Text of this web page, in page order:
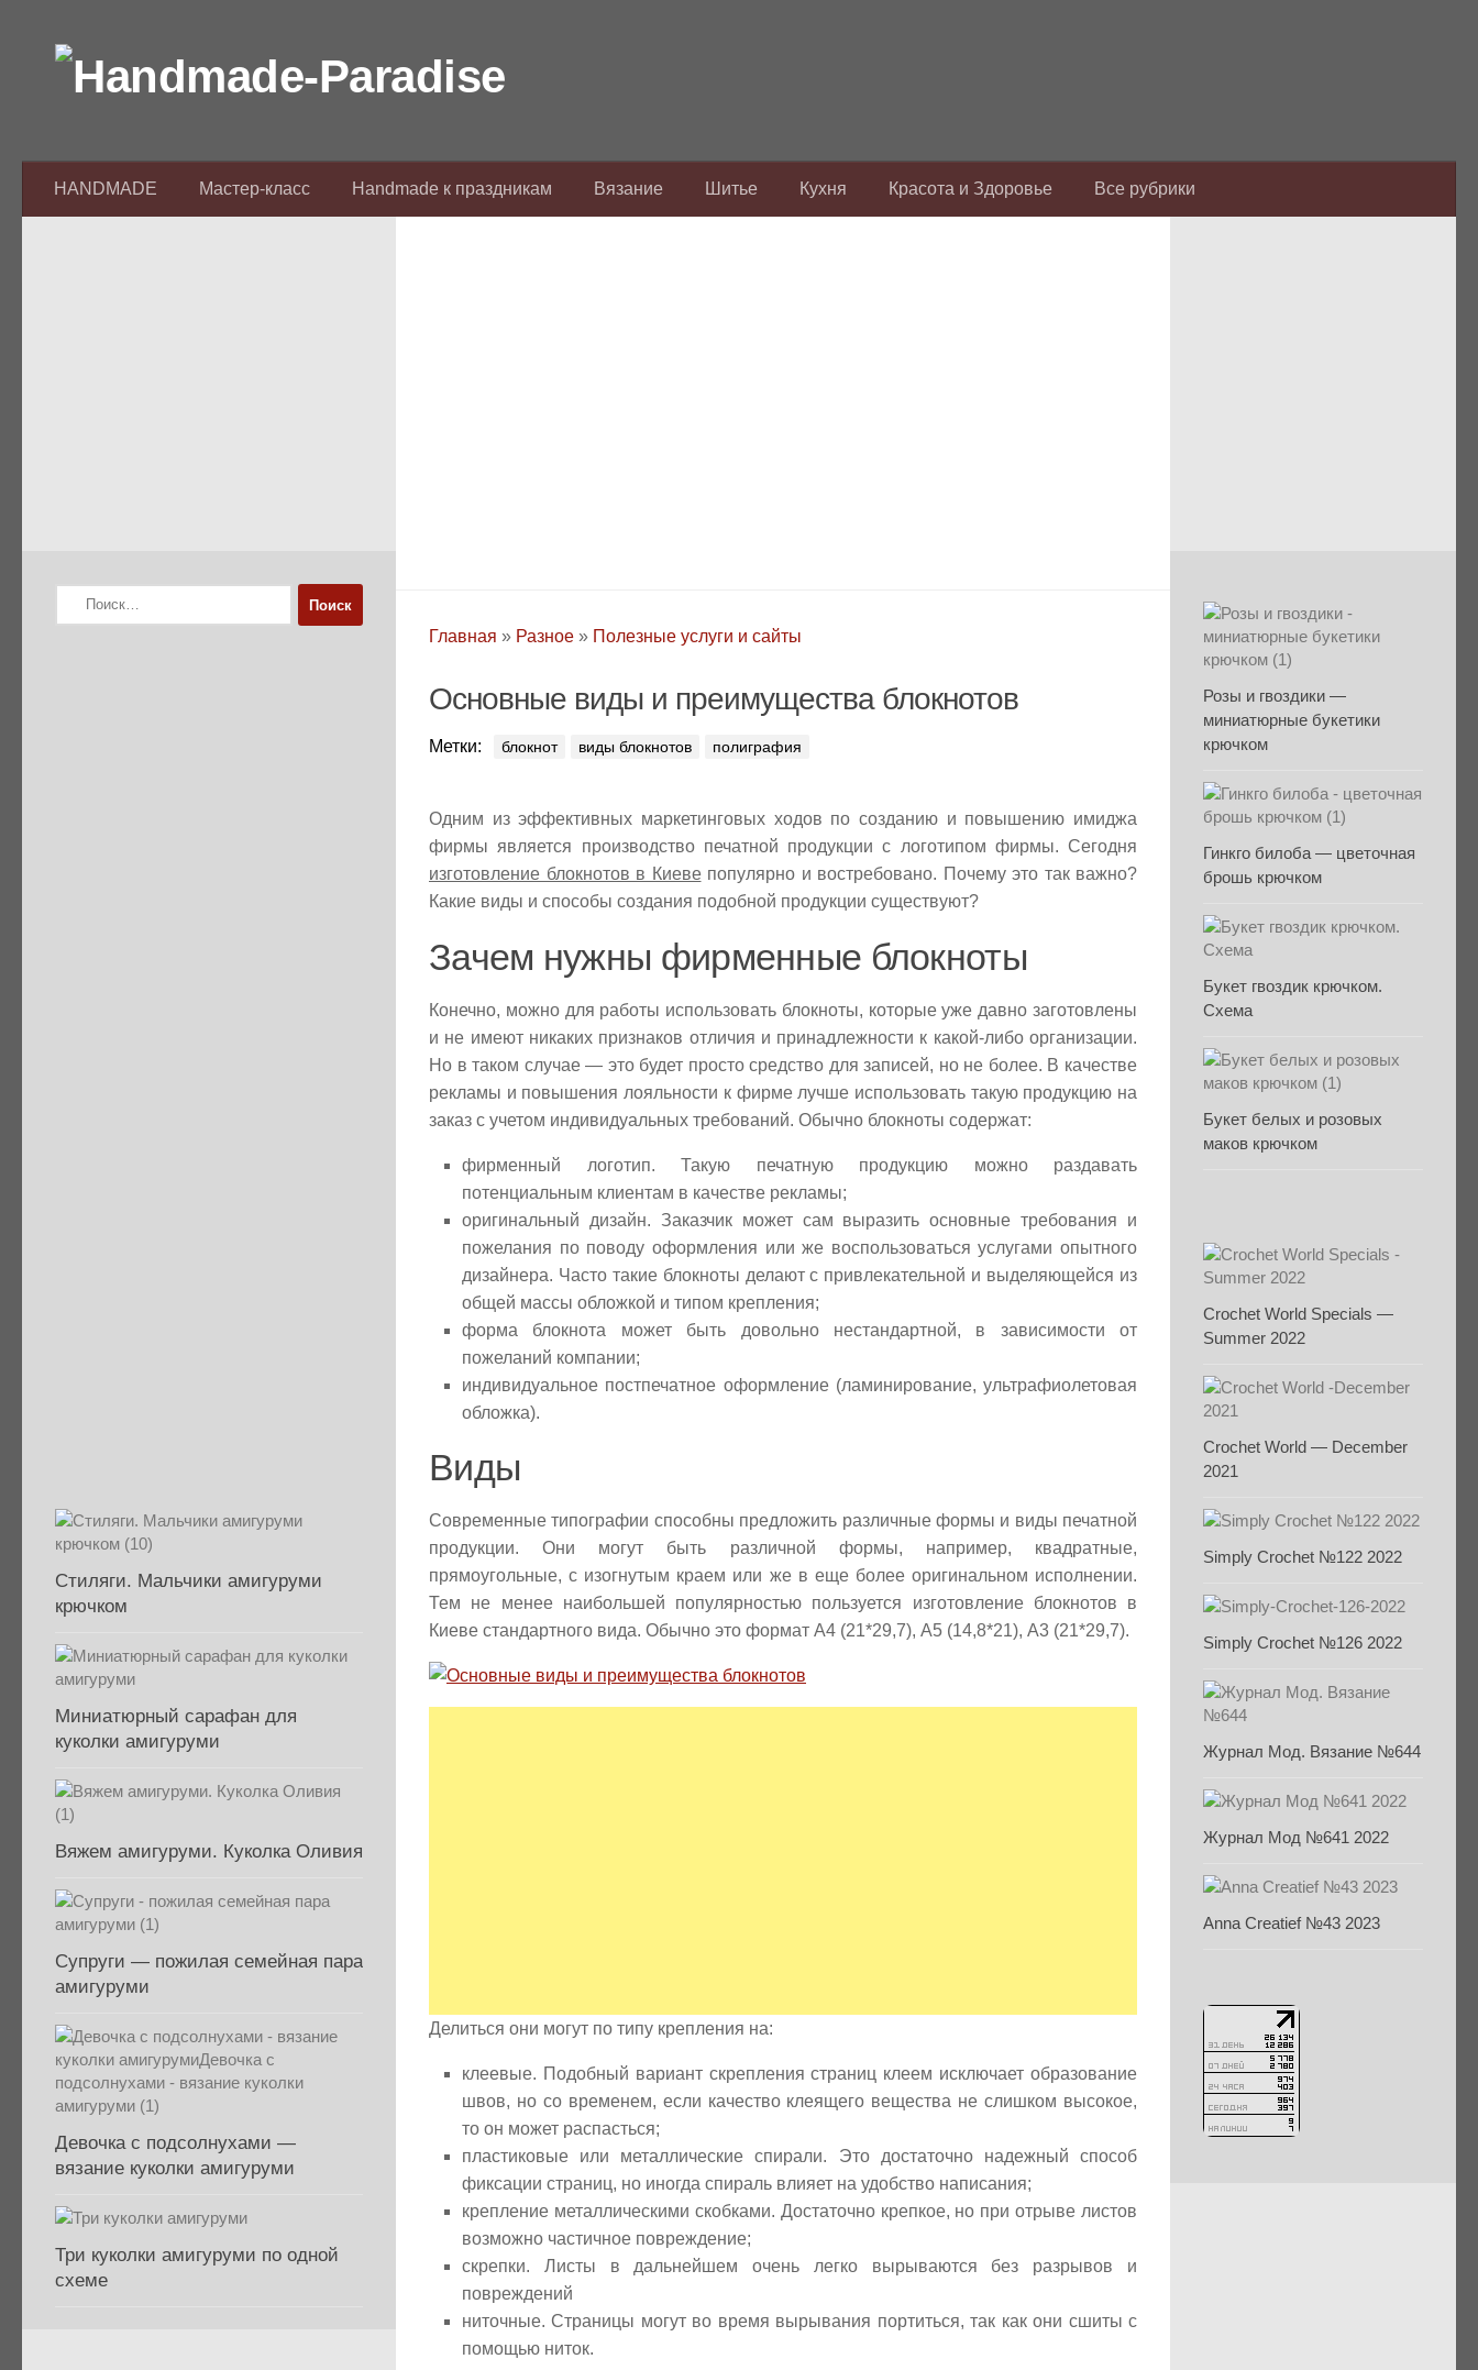
HANDMADE Мастер-класс Handmade к праздникам Вязание Шитье Кухня Красота и Здоровье Все рубрики
Главная » Разное » Полезные услуги и сайты
Основные виды и преимущества блокнотов
Метки: блокнот виды блокнотов полиграфия
Одним из эффективных маркетинговых ходов по созданию и повышению имиджа
фирмы является производство печатной продукции с логотипом фирмы. Сегодня
изготовление блокнотов в Киевепопулярно и востребовано. Почему это так важно?
Какие виды и способы создания подобной продукции существуют?
Зачем нужны фирменные блокноты
Конечно, можно для работы использовать блокноты, которые уже давно заготовлены
и не имеют никаких признаков отличия и принадлежности к какой-либо организации.
Но в таком случае — это будет просто средство для записей, но не более. В качестве
рекламы и повышения лояльности к фирме лучше использовать такую продукцию на
заказ с учетом индивидуальных требований. Обычно блокноты содержат:
фирменный логотип. Такую печатную продукцию можно раздавать
потенциальным клиентам в качестве рекламы;
оригинальный дизайн. Заказчик может сам выразить основные требования и
пожелания по поводу оформления или же воспользоваться услугами опытного
дизайнера. Часто такие блокноты делают с привлекательной и выделяющейся из
общей массы обложкой и типом крепления;
форма блокнота может быть довольно нестандартной, в зависимости от
пожеланий компании;
индивидуальное постпечатное оформление (ламинирование, ультрафиолетовая
обложка).
Виды
Современные типографии способны предложить различные формы и виды печатной
продукции. Они могут быть различной формы, например, квадратные,
прямоугольные, с изогнутым краем или же в еще более оригинальном исполнении.
Тем не менее наибольшей популярностью пользуется изготовление блокнотов в
Киеве стандартного вида. Обычно это формат А4 (21*29,7), А5 (14,8*21), А3 (21*29,7).
Делиться они могут по типу крепления на:
клеевые. Подобный вариант скрепления страниц клеем исключает образование
швов, но со временем, если качество клеящего вещества не слишком высокое,
то он может распасться;
пластиковые или металлические спирали. Это достаточно надежный способ
фиксации страниц, но иногда спираль влияет на удобство написания;
крепление металлическими скобками. Достаточно крепкое, но при отрыве листов
возможно частичное повреждение;
скрепки. Листы в дальнейшем очень легко вырываются без разрывов и
повреждений
ниточные. Страницы могут во время вырывания портиться, так как они сшиты с
помощью ниток.
Найти:
Стиляги. Мальчики амигуруми
крючком
Миниатюрный сарафан для
куколки амигуруми
Вяжем амигуруми. Куколка Оливия
Супруги — пожилая семейная пара
амигуруми
Девочка с подсолнухами —
вязание куколки амигуруми
Три куколки амигуруми по одной
схеме
Розы и гвоздики —
миниатюрные букетики
крючком
Гинкго билоба — цветочная
брошь крючком
Букет гвоздик крючком.
Схема
Букет белых и розовых
маков крючком
Crochet World Specials —
Summer 2022
Crochet World — December
2021
Simply Crochet №122 2022
Simply Crochet №126 2022
Журнал Мод. Вязание №644
Журнал Мод №641 2022
Anna Creatief №43 2023